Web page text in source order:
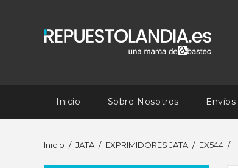
Inicio Sobre Nosotros Envíos
Inicio JATA EXPRIMIDORES JATA EX544